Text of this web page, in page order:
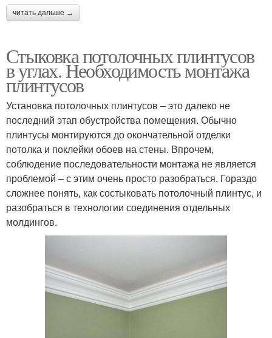
читать дальше →
Стыковка потолочных плинтусов
в углах. Необходимость монтажа
плинтусов
Установка потолочных плинтусов – это далеко не
последний этап обустройства помещения. Обычно
плинтусы монтируются до окончательной отделки
потолка и поклейки обоев на стены. Впрочем,
соблюдение последовательности монтажа не является
проблемой – с этим очень просто разобраться. Гораздо
сложнее понять, как состыковать потолочный плинтус, и
разобраться в технологии соединения отдельных
молдингов.